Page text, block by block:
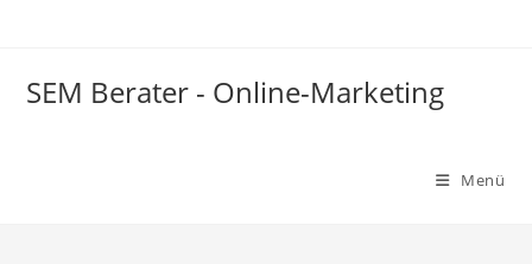
SEM Berater - Online-Marketing
Menü